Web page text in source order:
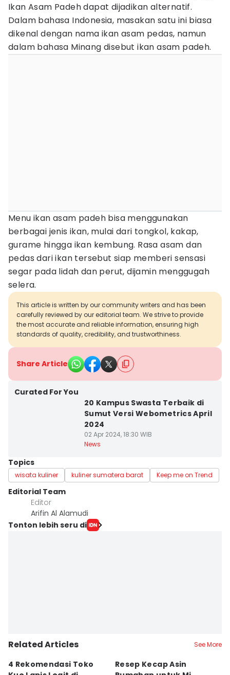
Ikan Asam Padeh dapat dijadikan alternatif.
Dalam bahasa Indonesia, masakan satu ini biasa
dikenal dengan nama ikan asam pedas, namun
dalam bahasa Minang disebut ikan asam padeh.
Menu ikan asam padeh bisa menggunakan
berbagai jenis ikan, mulai dari tongkol, kakap,
gurame hingga ikan kembung. Rasa asam dan
pedas dari ikan tersebut siap memberi sensasi
segar pada lidah dan perut, dijamin menggugah
selera.
This article is written by our community writers and has been
carefully reviewed by our editorial team. We strive to provide
the most accurate and reliable information, ensuring high
standards of quality, credibility, and trustworthiness.
Share Article
Curated For You
20 Kampus Swasta Terbaik di
Sumut Versi Webometrics April
2024
02 Apr 2024, 18:30 WIB
News
Topics
wisata kuliner kuliner sumatera barat Keep me on Trend
Editorial Team
Editor
Arifin Al Alamudi
Tonton lebih seru di
Related Articles See More
4 Rekomendasi Toko
Resep Kecap Asin